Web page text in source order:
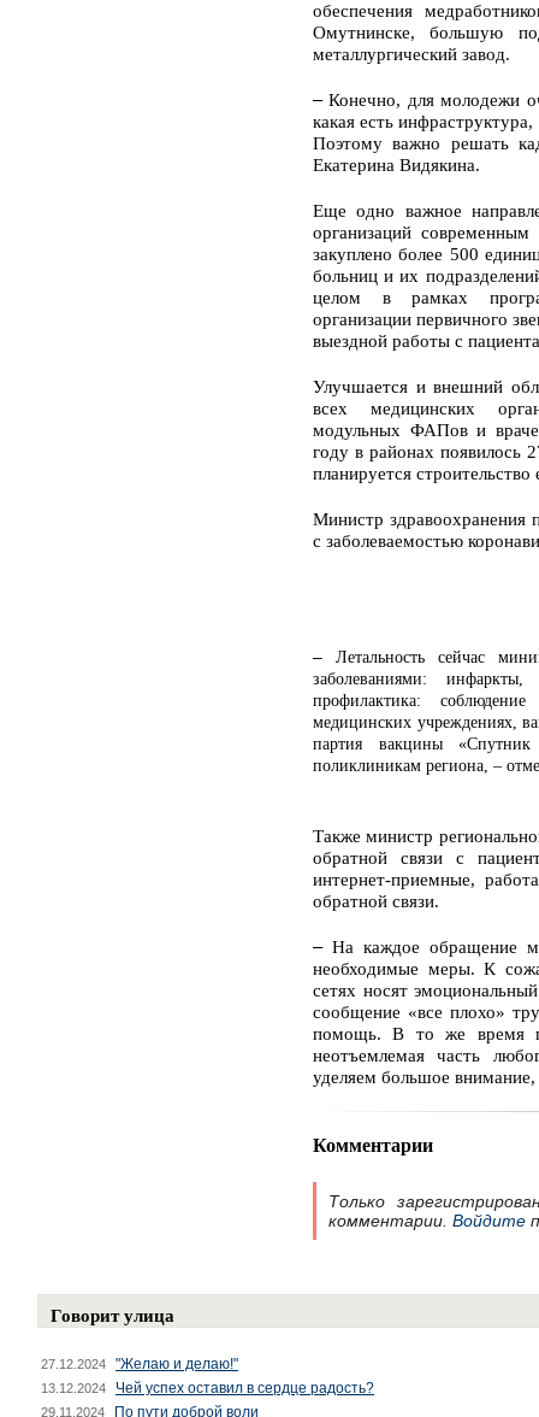
обеспечения
Омутнинске, большую
металлургический завод.
–Конечно, для молодежи
какая есть
Поэтому важно решать
Екатерина Видякина.
Еще одно важное
организаций
закуплено более 500
больниц и их
целом в рамках
организации первичного
выездной работы с
Улучшается и внешний
всех медицинских
модульных ФАПов и
году в районах появилось
планируется
Министр здравоохранения
с заболеваемостью
–Летальность сейчас
заболеваниями:
профилактика:
медицинских учреждениях,
партия вакцины
поликлиникам региона, –
Также министр
обратной связи с
интернет-приемные,
обратной связи.
–На каждое обращение
необходимые меры. К
сетях носят
сообщение «все плохо»
помощь. В то же время
неотъемлемая часть
уделяем большое внимание,
Комментарии
Только
комментарии. Войдите
Говорит улица
27.12.2024 "Желаю и делаю!"
13.12.2024 Чей успех оставил в сердце радость?
29.11.2024 По пути доброй воли